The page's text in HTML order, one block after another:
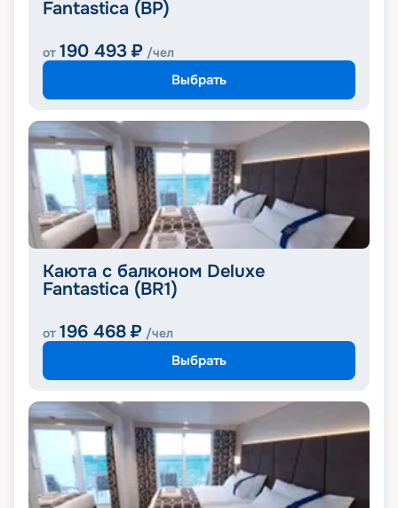
Fantastica (BP)
от 190 493 ₽ /чел
Выбрать
Каюта с балконом Deluxe
Fantastica (BR1)
от 196 468 ₽ /чел
Выбрать